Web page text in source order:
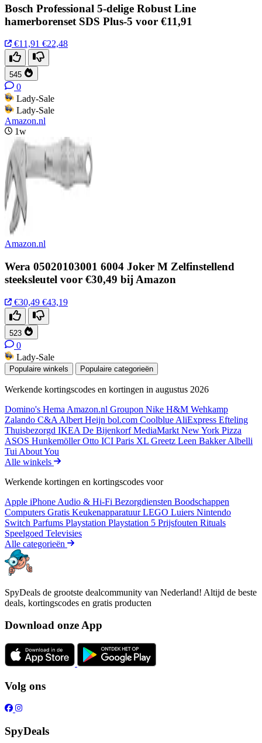
Bosch Professional 5-delige Robust Line
hamerborenset SDS Plus-5 voor €11,91
€11,91 €22,48
545
0
Lady-Sale
Lady-Sale
Amazon.nl
1w
Amazon.nl
Wera 05020103001 6004 Joker M Zelfinstellend
steeksleutel voor €30,49 bij Amazon
€30,49 €43,19
523
0
Lady-Sale
Populaire winkels Populaire categorieën
Werkende kortingscodes en kortingen in augustus 2026
Domino's Hema Amazon.nl Groupon Nike H&M Wehkamp
Zalando C&A Albert Heijn bol.com Coolblue AliExpress Efteling
Thuisbezorgd IKEA De BijenkorfMediaMarkt New York Pizza
ASOS HunkemöllerOtto ICI Paris XL Greetz Leen BakkerAlbelli
Tui About You
Alle winkels
Werkende kortingen en kortingscodes voor
Apple iPhone Audio & Hi-Fi Bezorgdiensten Boodschappen
Computers Gratis KeukenapparatuurLEGO Luiers Nintendo
Switch Parfums Playstation Playstation 5 Prijsfouten Rituals
Speelgoed Televisies
Alle categorieën
SpyDeals de grootste dealcommunity van Nederland! Altijd de beste
deals, kortingscodes en gratis producten
Download onze App
Volg ons
SpyDeals